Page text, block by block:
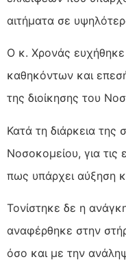
αιτήματα σε
Ο κ. Χρονάς
καθηκόντων και
της διοίκησης του
Κατά τη διάρκεια της
Νοσοκομείου, για τις
πως υπάρχει αύξηση
Τονίστηκε δε η
αναφέρθηκε στην
όσο και με την